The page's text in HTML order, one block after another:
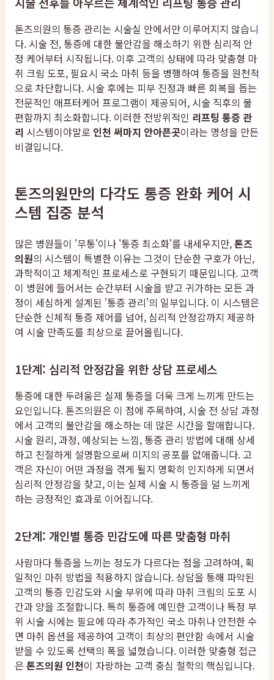
톤즈의원의 통증 관리는 시술실 안에서만 이루어지지 않습니
다. 시술 전, 통증에 대한 불안감을 해소하기 위한 심리적 안
정 케어부터 시작됩니다. 이후 고객의 상태에 따라 맞춤형 마
취 크림 도포, 필요시 국소 마취 등을 병행하여 통증을 원천적
으로 차단합니다. 시술 후에는 피부 진정과 빠른 회복을 돕는
전문적인 애프터케어 프로그램이 제공되어, 시술 직후의 불
편함까지 최소화합니다. 이러한 전방위적인 리프팅 통증 관
리 시스템이야말로 인천 써마지 안아픈곳이라는 명성을 만든
비결입니다.
톤즈의원만의 다각도 통증 완화 케어 시
스템 집중 분석
많은 병원들이 '무통'이나 '통증 최소화'를 내세우지만,톤즈
의원의 시스템이 특별한 이유는 그것이 단순한 구호가 아닌,
과학적이고 체계적인 프로세스로 구현되기 때문입니다. 고객
이 병원에 들어서는 순간부터 시술을 받고 귀가하는 모든 과
정이 세심하게 설계된 '통증 관리'의 일부입니다. 이 시스템은
단순한 신체적 통증 제어를 넘어, 심리적 안정감까지 제공하
여 시술 만족도를 최상으로 끌어올립니다.
1단계: 심리적 안정감을 위한 상담 프로세스
통증에 대한 두려움은 실제 통증을 더욱 크게 느끼게 만드는
요인입니다. 톤즈의원은 이 점에 주목하여, 시술 전 상담 과정
에서 고객의 불안감을 해소하는 데 많은 시간을 할애합니다.
시술 원리, 과정, 예상되는 느낌, 통증 관리 방법에 대해 상세
하고 친절하게 설명함으로써 미지의 공포를 없애줍니다. 고
객은 자신이 어떤 과정을 겪게 될지 명확히 인지하게 되면서
심리적 안정감을 찾고, 이는 실제 시술 시 통증을 덜 느끼게
하는 긍정적인 효과로 이어집니다.
2단계: 개인별 통증 민감도에 따른 맞춤형 마취
사람마다 통증을 느끼는 정도가 다르다는 점을 고려하여, 획
일적인 마취 방법을 적용하지 않습니다. 상담을 통해 파악된
고객의 통증 민감도와 시술 부위에 따라 마취 크림의 도포 시
간과 양을 조절합니다. 특히 통증에 예민한 고객이나 특정 부
위 시술 시에는 필요에 따라 추가적인 국소 마취나 안전한 수
면 마취 옵션을 제공하여 고객이 최상의 편안함 속에서 시술
받을 수 있도록 선택의 폭을 넓혔습니다. 이러한 맞춤형 접근
은 톤즈의원 인천이 자랑하는 고객 중심 철학의 핵심입니다.